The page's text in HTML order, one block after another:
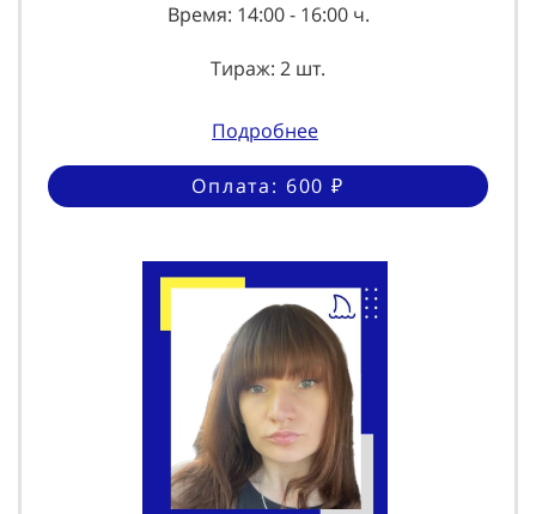
Время: 14:00 - 16:00 ч.
Тираж: 2 шт.
Подробнее
Оплата: 600 ₽